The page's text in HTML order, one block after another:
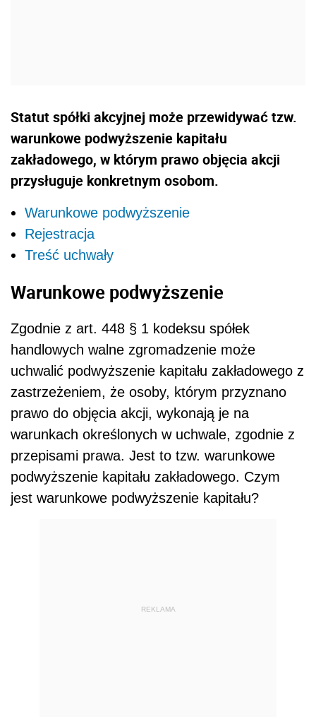
Statut spółki akcyjnej może przewidywać tzw.
warunkowe podwyższenie kapitału
zakładowego, w którym prawo objęcia akcji
przysługuje konkretnym osobom.
Warunkowe podwyższenie
Rejestracja
Treść uchwały
Warunkowe podwyższenie
Zgodnie z art. 448 § 1 kodeksu spółek
handlowych walne zgromadzenie może
uchwalić podwyższenie kapitału zakładowego z
zastrzeżeniem, że osoby, którym przyznano
prawo do objęcia akcji, wykonają je na
warunkach określonych w uchwale, zgodnie z
przepisami prawa. Jest to tzw. warunkowe
podwyższenie kapitału zakładowego. Czym
jest warunkowe podwyższenie kapitału?
REKLAMA